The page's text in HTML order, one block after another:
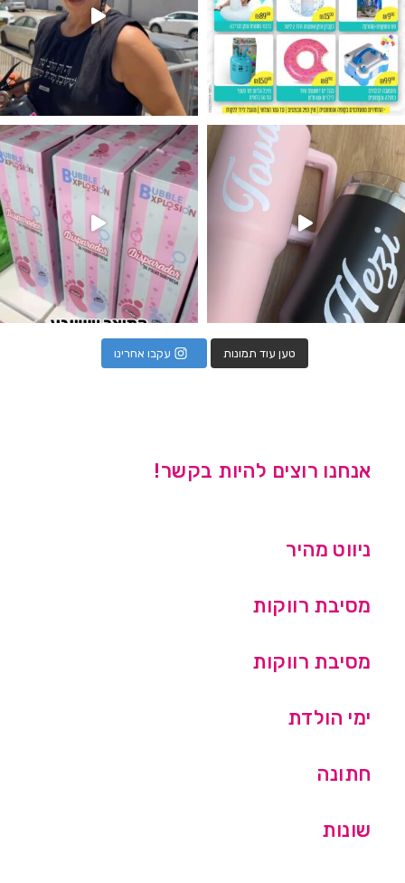
מטף לגילוי מין העובר חזר למלא
טען עוד תמונות עקבו אחרינו
אנחנו רוצים להיות בקשר!
ניווט מהיר
מסיבת רווקות
מסיבת רווקות
ימי הולדת
חתונה
שונות